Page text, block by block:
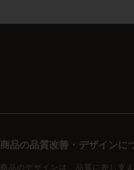
商品の品質改善・デザインに
商品のデザインは、品質に差し支